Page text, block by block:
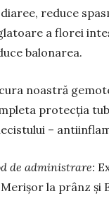
reduce
a florei
balonarea.
noastră
protecția
–
de administrare:
la prânz și